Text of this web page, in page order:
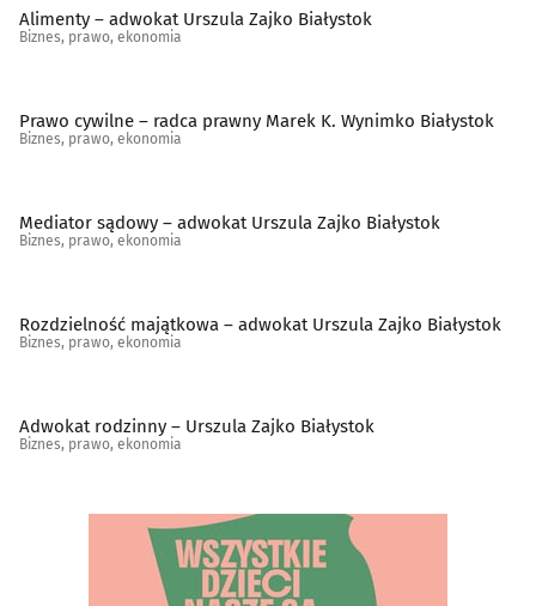
Alimenty – adwokat Urszula Zajko Białystok
Biznes, prawo, ekonomia
Prawo cywilne – radca prawny Marek K. Wynimko Białystok
Biznes, prawo, ekonomia
Mediator sądowy – adwokat Urszula Zajko Białystok
Biznes, prawo, ekonomia
Rozdzielność majątkowa – adwokat Urszula Zajko Białystok
Biznes, prawo, ekonomia
Adwokat rodzinny – Urszula Zajko Białystok
Biznes, prawo, ekonomia